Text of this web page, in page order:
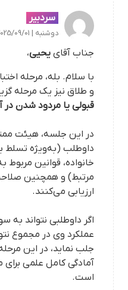
سردبیر
دوشنبه | 2025/09/01 | 10:09
جناب آقای یحیی،
با سلام. بله، مرحله
و طلاق نیز یک مرحله
قبولی یا مردود شدن در
در این جلسه، هیئت
داوطلب (به‌ویژه تسلط
خانواده، قوانین مربوط
مرتبط) و همچنین
ارزیابی می‌کنند.
اگر داوطلبی نتواند
عملکرد وی در مجموع
جلب نماید، در این
آمادگی کامل علمی
است.